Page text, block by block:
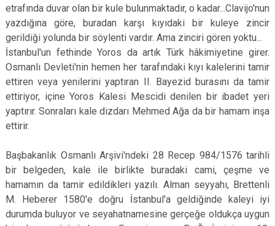
etrafında duvar olan bir kule bulunmaktadır, o kadar...Clavijo'nun
yazdığına göre, buradan karşı kıyıdaki bir kuleye zincir
gerildiği yolunda bir söylenti vardır. Ama zinciri gören yoktu...
İstanbul'un fethinde Yoros da artık Türk hâkimiyetine girer.
Osmanlı Devleti'nin hemen her tarafındaki kıyı kalelerini tamir
ettiren veya yenilerini yaptıran II. Bayezid burasını da tamir
ettiriyor, içine Yoros Kalesi Mescidi denilen bir ibadet yeri
yaptırır. Sonraları kale dizdarı Mehmed Ağa da bir hamam inşa
ettirir.
Başbakanlık Osmanlı Arşivi'ndeki 28 Recep 984/1576 tarihli
bir belgeden, kale ile birlikte buradaki cami, çeşme ve
hamamın da tamir edildikleri yazılı. Alman seyyahı, Brettenli
M. Heberer 1580'e doğru İstanbul'a geldiğinde kaleyi iyi
durumda buluyor ve seyahatnamesine gerçeğe oldukça uygun